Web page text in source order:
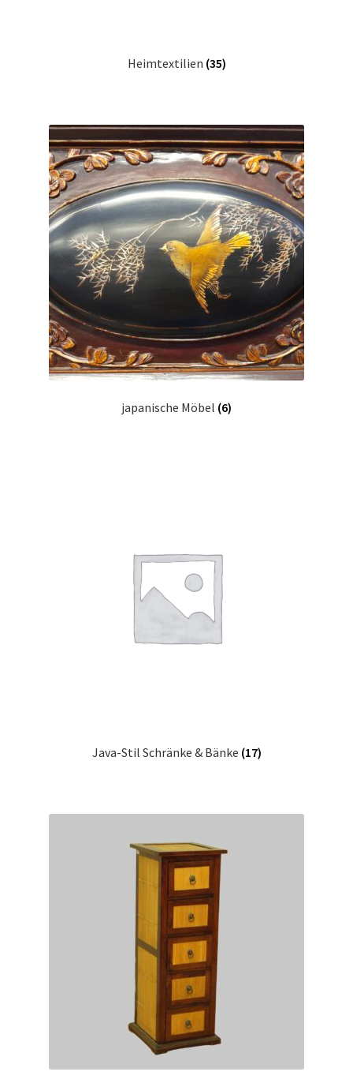
Heimtextilien (35)
japanische Möbel (6)
Java-Stil Schränke & Bänke (17)